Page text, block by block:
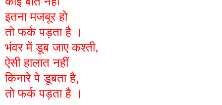
इतना मजबूर हो
तो फर्क पड़ता है ।
भंवर में डूब जाए कश्ती,
ऐसी हालात नहीं
किनारे पे डूबता है,
तो फर्क पड़ता है ।